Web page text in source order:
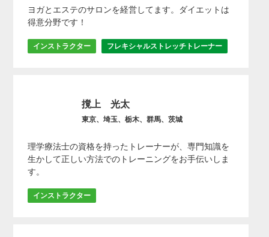
ヨガとエステのサロンを経営してます。ダイエットは
得意分野です！
インストラクター フレキシャルストレッチトレーナー
撹上 光太
東京、埼玉、栃木、群馬、茨城
理学療法士の資格を持ったトレーナーが、専門知識を
生かして正しい方法でのトレーニングをお手伝いしま
す。
インストラクター